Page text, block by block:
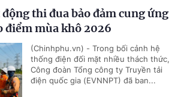
động thi đua bảo đảm cung ứng
điểm mùa khô 2026
(Chinhphu.vn) - Trong bối cảnh hệ
thống điện đối mặt nhiều thách thức,
Công đoàn Tổng công ty Truyền tải
điện quốc gia (EVNNPT) đã ban...